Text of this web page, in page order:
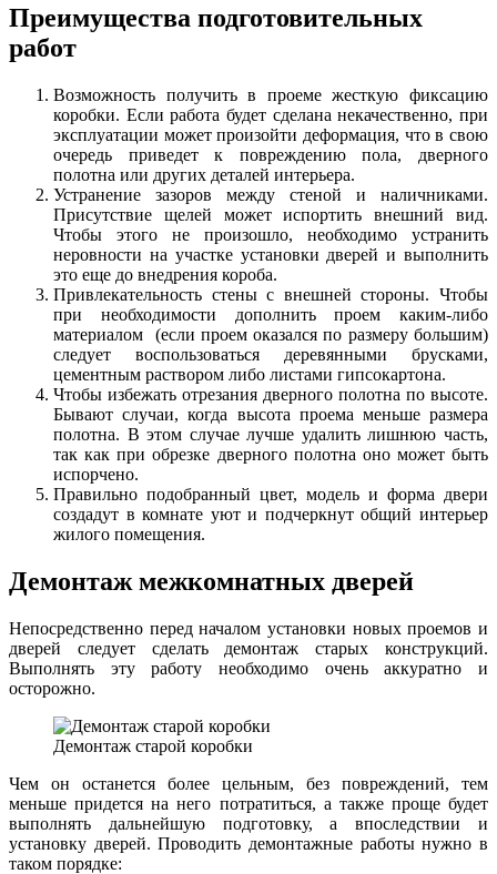
Преимущества подготовительных
работ
Возможность получить в проеме жесткую фиксацию
коробки. Если работа будет сделана некачественно, при
эксплуатации может произойти деформация, что в свою
очередь приведет к повреждению пола, дверного
полотна или других деталей интерьера.
Устранение зазоров между стеной и наличниками.
Присутствие щелей может испортить внешний вид.
Чтобы этого не произошло, необходимо устранить
неровности на участке установки дверей и выполнить
это еще до внедрения короба.
Привлекательность стены с внешней стороны. Чтобы
при необходимости дополнить проем каким-либо
материалом (если проем оказался по размеру большим)
следует воспользоваться деревянными брусками,
цементным раствором либо листами гипсокартона.
Чтобы избежать отрезания дверного полотна по высоте.
Бывают случаи, когда высота проема меньше размера
полотна. В этом случае лучше удалить лишнюю часть,
так как при обрезке дверного полотна оно может быть
испорчено.
Правильно подобранный цвет, модель и форма двери
создадут в комнате уют и подчеркнут общий интерьер
жилого помещения.
Демонтаж межкомнатных дверей
Непосредственно перед началом установки новых проемов и
дверей следует сделать демонтаж старых конструкций.
Выполнять эту работу необходимо очень аккуратно и
осторожно.
Демонтаж старой коробки
Чем он останется более цельным, без повреждений, тем
меньше придется на него потратиться, а также проще будет
выполнять дальнейшую подготовку, а впоследствии и
установку дверей. Проводить демонтажные работы нужно в
таком порядке: